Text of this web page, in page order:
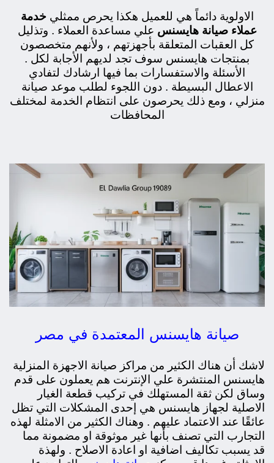
الاولوية دائماً هي للعميل هكذا يحرص ممثليخدمة
عملاء صيانة هايسنس علي مساعدة العملاء . وتذليل
كل العقبات المتعلقة بأجهزتهم ، ولأنهم متخصصون
بمنتجات هايسنس سوف تجد لديهم الأجابة لكل .
الأسئلة والاستفسارات بما فيها ارشادك لتفادي
الاعطال البسيطة . دون اللجوء لطلب موعد صيانة
منزلي ، ومع ذلك يحرصون على انتظام الخدمة لمختلف
المحافظات
صيانة هايسنس المعتمدة في مصر
لاشك أن هناك الكثير من مراكز صيانة الاجهزة المنزلية
هايسنس المنتشرة علي الإنترنت هم يعملون على قدم
وساق لكن ثقة المستهلك في تركيب قطعة الغيار
الاصلية لجهاز هايسنس هي إحدى المشكلات التي تظل
عائقًا عند الاعتماد عليهم . وهناك الكثير من الامثلة لهذه
التجارب التي تصنف بأنها غير موثوقة او مضمونة مما
قد يسبب تكاليف اضافية او اعادة الاصلاح . ولهذة